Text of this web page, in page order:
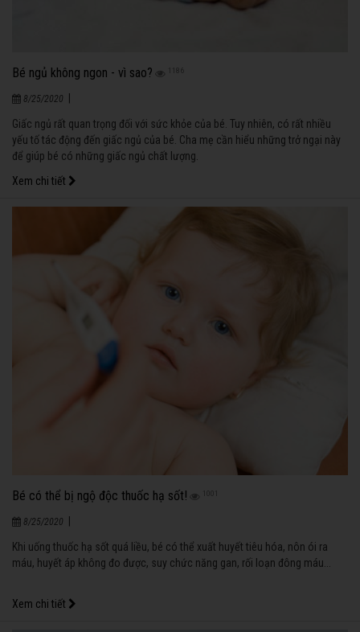
Bé ngủ không ngon - vì sao? 1186
8/25/2020 |
Giấc ngủ rất quan trọng đối với sức khỏe của bé. Tuy nhiên, có rất nhiều
yếu tố tác động đến giấc ngủ của bé. Cha mẹ cần hiểu những trở ngại này
để giúp bé có những giấc ngủ chất lượng.
Xem chi tiết
Bé có thể bị ngộ độc thuốc hạ sốt!
8/25/2020
Khi uống thuốc hạ sốt quá liều, bé có thể xuất huyết tiêu hóa, nôn ói ra
máu, huyết áp không đo được, suy chức năng gan, rối loạn đông máu...
Xem chi tiết